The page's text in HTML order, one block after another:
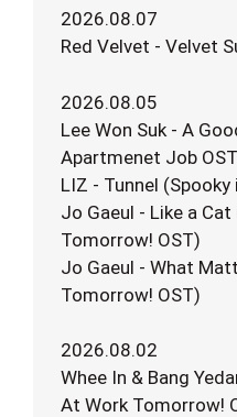
2026.08.07
Red Velvet - Velvet
2026.08.05
Lee Won Suk - A
Apartmenet Job
LIZ - Tunnel (Spooky
Jo Gaeul - Like a
Tomorrow! OST)
Jo Gaeul - What
Tomorrow! OST)
2026.08.02
Whee In & Bang
At Work Tomorrow!